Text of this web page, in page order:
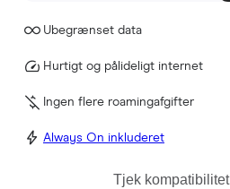
Ubegrænset data
Hurtigt og pålideligt internet
Ingen flere roamingafgifter
Always On inkluderet
Tjek kompatibilitet